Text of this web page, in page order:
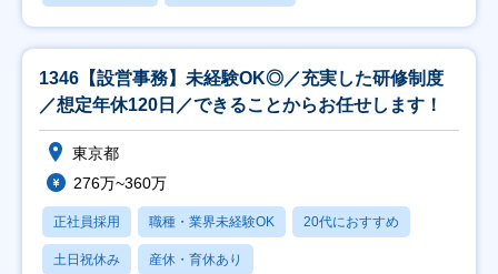
1346【設営事務】未経験OK◎／充実した研修制度
／想定年休120日／できることからお任せします！
東京都
276万~360万
正社員採用 職種・業界未経験OK 20代におすすめ
土日祝休み 産休・育休あり